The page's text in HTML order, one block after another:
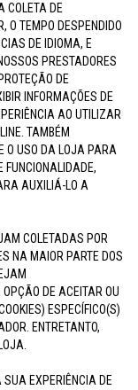
COLETA DE
O TEMPO DESPENDIDO
DE IDIOMA, E
PRESTADORES
DE
INFORMAÇÕES DE
AO UTILIZAR
TAMBÉM
O USO DA LOJA PARA
FUNCIONALIDADE,
AUXILIÁ-LO A
COLETADAS POR
NA MAIOR PARTE DOS
DE ACEITAR OU
ESPECÍFICO(S)
ENTRETANTO,
SUA EXPERIÊNCIA DE